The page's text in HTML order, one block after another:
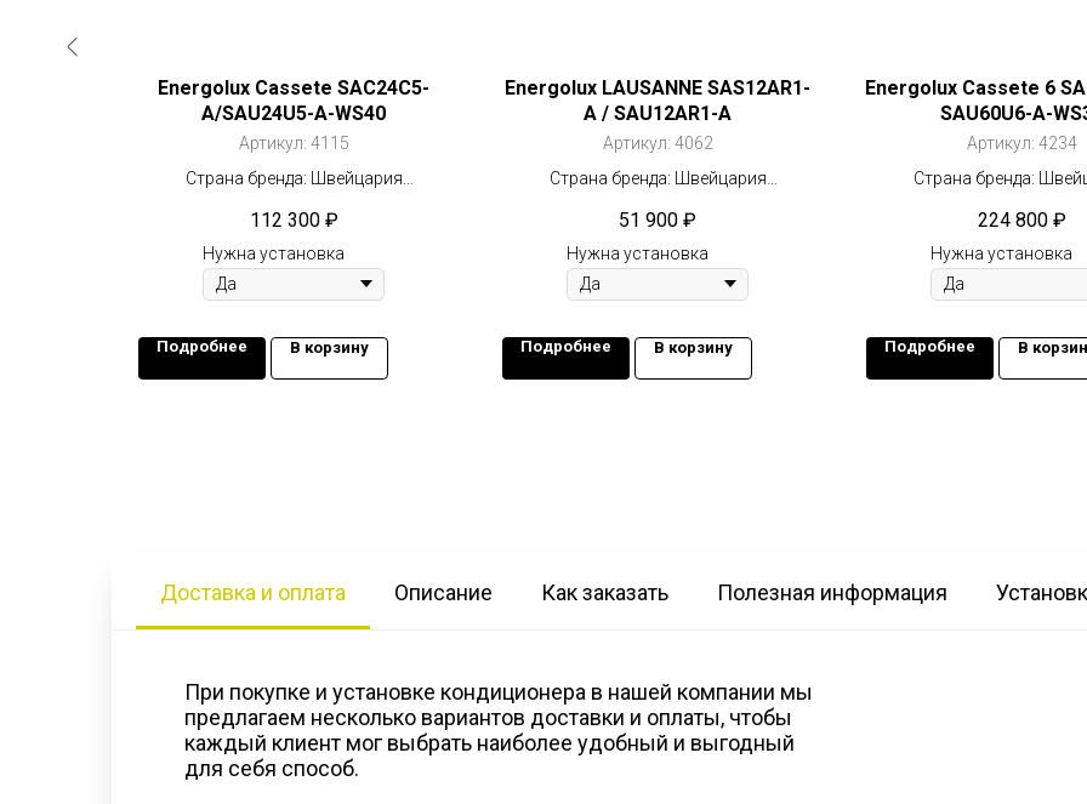
Energolux Cassete SAC24C5-
A/SAU24U5-A-WS40
Артикул: 4115
Страна бренда: Швейцария
Площадь: 70 м
112 300 ₽
Нужна установка
Подробнее В корзину
Energolux LAUSANNE SAS12AR1-
A / SAU12AR1-A
Артикул: 4062
Страна бренда: Швейцария
Площадь: 35 м
51 900 ₽
Нужна установка
Подробнее В корзину
Energolux Cassete 6
SAU60U6-A-
Артикул: 4234
Страна бренда:
Площадь: 160 м
224 800 ₽
Нужна установка
Подробнее В
Доставка и оплата Описание Как заказать Полезная информация
При покупке и установке кондиционера в нашей компании мы
предлагаем несколько вариантов доставки и оплаты, чтобы
каждый клиент мог выбрать наиболее удобный и выгодный
для себя способ.